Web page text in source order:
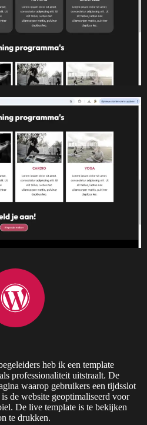
heb ik een template
professionaliteit uitstraalt. De
waarop gebruikers een tijdsslot
de website geoptimaliseerd voor
De live template is te bekijken
te drukken.